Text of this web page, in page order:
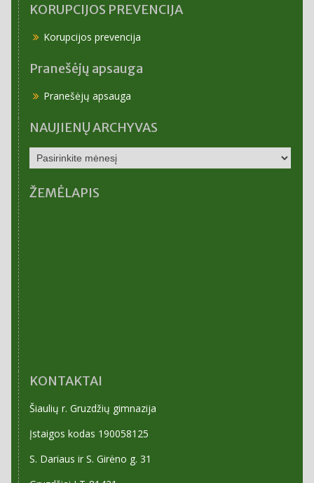
KORUPCIJOS PREVENCIJA
Korupcijos prevencija
Pranešėjų apsauga
Pranešėjų apsauga
NAUJIENŲ ARCHYVAS
NAUJIENŲ
ARCHYVAS
ŽEMĖLAPIS
KONTAKTAI
Šiaulių r. Gruzdžių gimnazija
Įstaigos kodas 190058125
S. Dariaus ir S. Girėno g. 31